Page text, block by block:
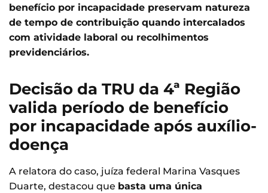
benefício por incapacidade preservam natureza
de tempo de contribuição quando intercalados
com atividade laboral ou recolhimentos
previdenciários.
Decisão da TRU da 4ª Região
valida período de benefício
por incapacidade após auxílio-
doença
A relatora do caso, juíza federal Marina Vasques
Duarte, destacou que basta uma única